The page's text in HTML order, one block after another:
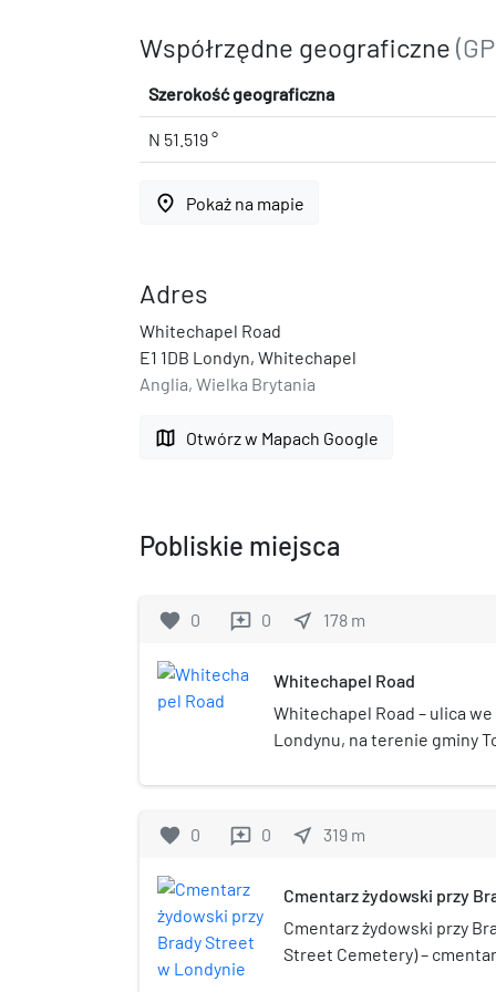
Współrzędne geograficzne
Szerokość geograficzna
N 51.519 °
place Pokaż na mapie
Adres
Whitechapel Road
E1 1DB Londyn, Whitechapel
Anglia, Wielka Brytania
map Otwórz w Mapach Google
Pobliskie miejsca
favorite 0 reviews 0 near_me 178 m
Whitechapel Road
Whitechapel Road – ulica
Londynu, na terenie gminy
prowadzących z
Whitechapel High Street, a
mniejszości narodowych i
szczególności społeczności
wieku – bangladeskiej. We
favorite 0 reviews 0 near_me 319 m
Cmentarz żydowski przy
Cmentarz żydowski przy
Street Cemetery) –